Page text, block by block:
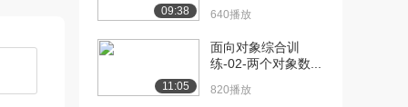
[9] 预科01：博客的重要性
06:21
09:38 640播放
11:05
面向对象综合训
练-02-两个对象数...
820播放